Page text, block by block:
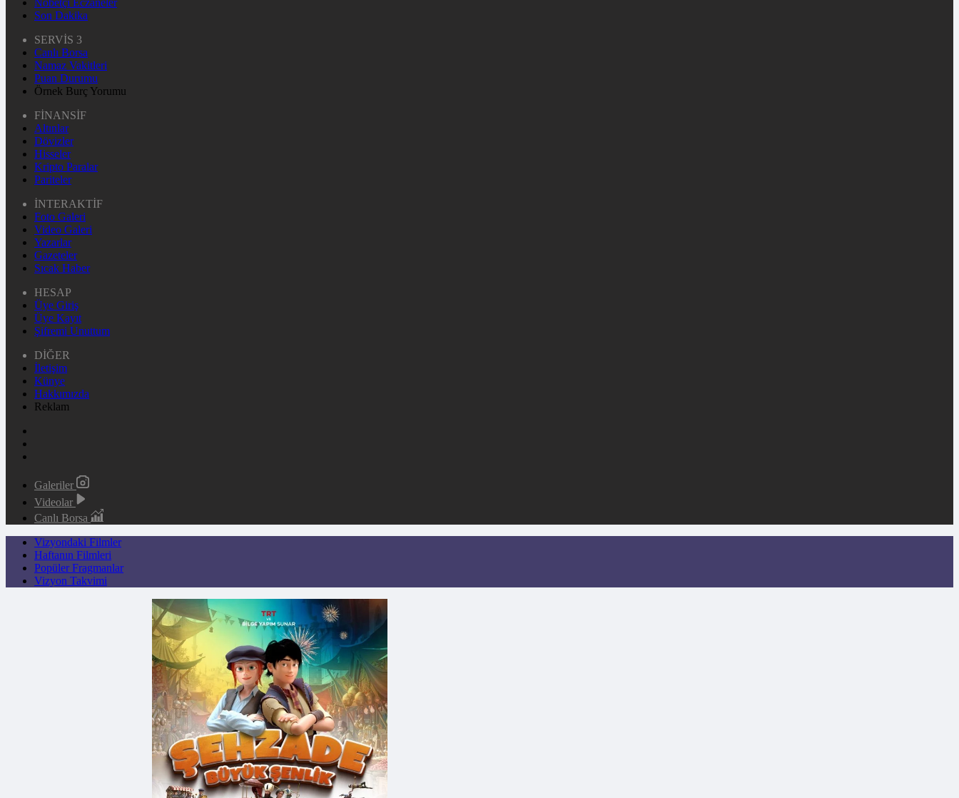
Son Dakika
SERVİS 3
Canlı Borsa
Namaz Vakitleri
Puan Durumu
Örnek Burç Yorumu
FİNANSİF
Altınlar
Dövizler
Hisseler
Kripto Paralar
Pariteler
İNTERAKTİF
Foto Galeri
Video Galeri
Yazarlar
Gazeteler
Sıcak Haber
HESAP
Üye Giriş
Üye Kayıt
Şifremi Unuttum
DİĞER
İletişim
Künye
Hakkımızda
Reklam
Galeriler
Videolar
Canlı Borsa
Vizyondaki Filmler
Haftanın Filmleri
Popüler Fragmanlar
Vizyon Takvimi